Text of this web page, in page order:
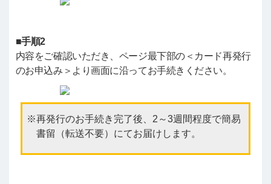
■手順2
内容をご確認いただき、ページ最下部の＜カード再発行
のお申込み＞より画面に沿ってお手続きください。
再発行のお手続き完了後、2～3週間程度で簡易
書留（転送不要）にてお届けします。